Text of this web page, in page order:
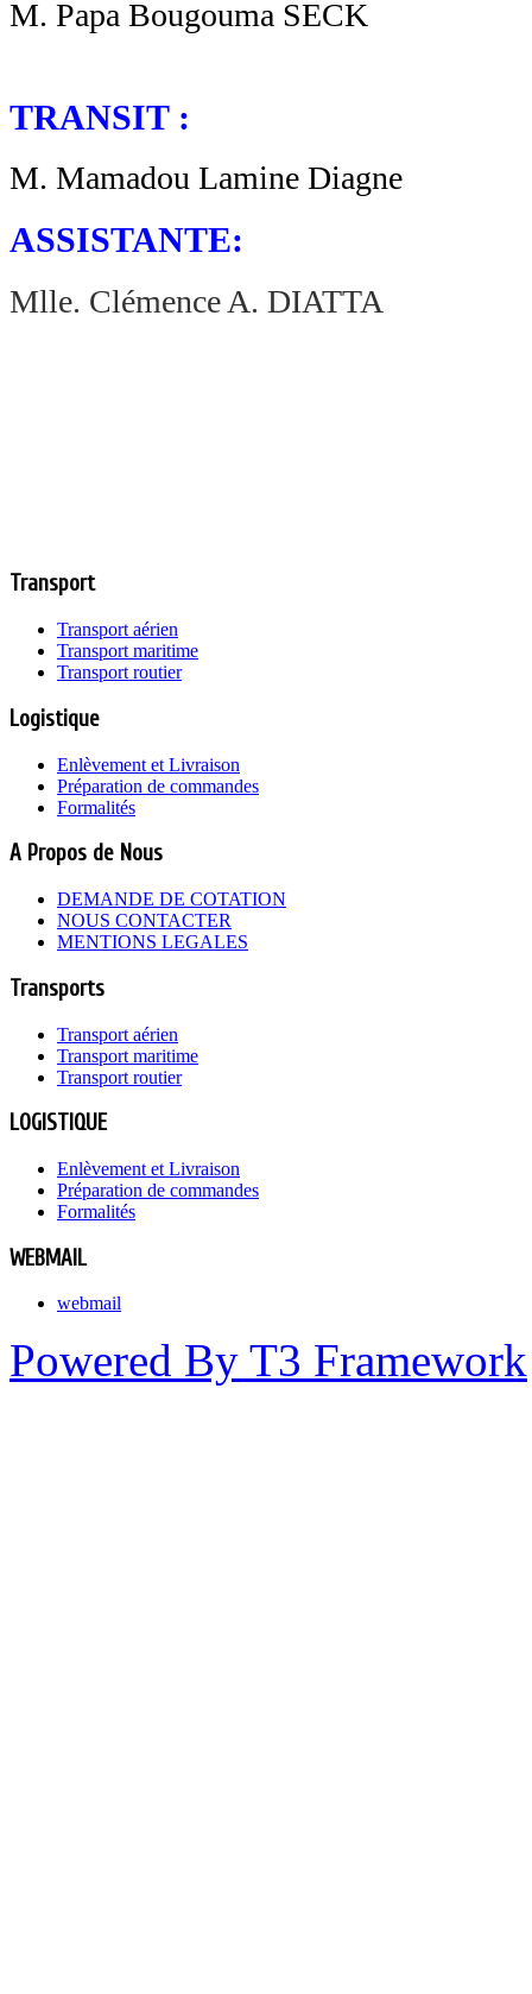
M. Papa Bougouma SECK
TRANSIT :
M. Mamadou Lamine Diagne
ASSISTANTE:
Mlle. Clémence A. DIATTA
Transport
Transport aérien
Transport maritime
Transport routier
Logistique
Enlèvement et Livraison
Préparation de commandes
Formalités
A Propos de Nous
DEMANDE DE COTATION
NOUS CONTACTER
MENTIONS LEGALES
Transports
Transport aérien
Transport maritime
Transport routier
LOGISTIQUE
Enlèvement et Livraison
Préparation de commandes
Formalités
WEBMAIL
webmail
Powered By T3 Framework